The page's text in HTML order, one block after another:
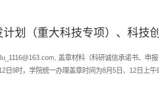
划（重大科技专项）、科技
盖章材料（科研诚信承诺书、申
9时，学院统一办理盖章时间为8月5日、12日上